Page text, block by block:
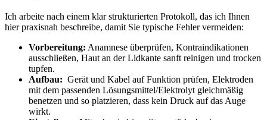
Ich arbeite nach ⁢einem klar strukturierten Protokoll, das ich Ihnen
hier ⁤praxisnah beschreibe, damit Sie typische Fehler​ vermeiden:
Vorbereitung: Anamnese überprüfen, ​Kontraindikationen
ausschließen, Haut an ​der Lidkante sanft reinigen und trocken
tupfen.
Aufbau: ‍ Gerät ⁤und Kabel auf Funktion prüfen, Elektroden
⁢mit dem passenden Lösungsmittel/Elektrolyt⁤ gleichmäßig
‍benetzen und⁣ so platzieren, ​dass kein Druck auf das Auge
wirkt.